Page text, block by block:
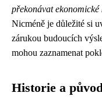
překonávat
Nicméně je důležité si
zárukou budoucích
mohou zaznamenat
Historie a původ